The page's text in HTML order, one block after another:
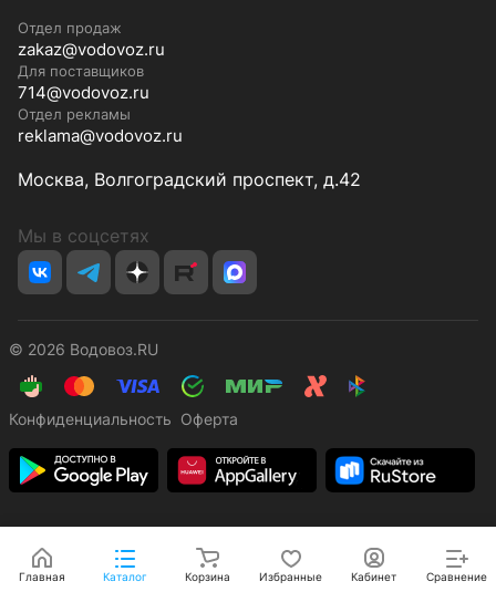
Отдел продаж
zakaz@vodovoz.ru
Для поставщиков
714@vodovoz.ru
Отдел рекламы
reklama@vodovoz.ru
Москва, Волгоградский проспект, д.42
Мы в соцсетях
© 2026 Водовоз.RU
Конфиденциальность Оферта
Главная Каталог Корзина Избранные Кабинет Сравнение